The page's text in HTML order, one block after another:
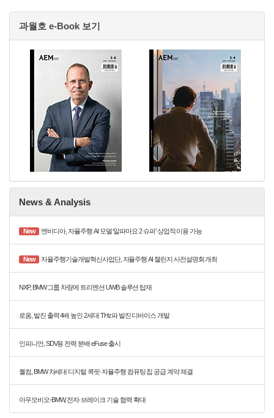
과월호 e-Book 보기
News & Analysis
New 엔비디아, 자율주행 AI 모델 ‘알파마요 2 슈퍼’ 상업적 이용 가능
New 자율주행기술개발혁신사업단, 자율주행 AI 챌린지 사전설명회 개최
NXP, BMW 그룹 차량에 트리멘션 UWB 솔루션 탑재
로옴, 발진 출력 4배 높인 2세대 THz파 발진 디바이스 개발
인피니언, SDV용 전력 분배 eFuse 출시
퀄컴, BMW 차세대 디지털 콕핏·자율주행 컴퓨팅 칩 공급 계약 체결
아우모비오-BMW, 전자·브레이크 기술 협력 확대